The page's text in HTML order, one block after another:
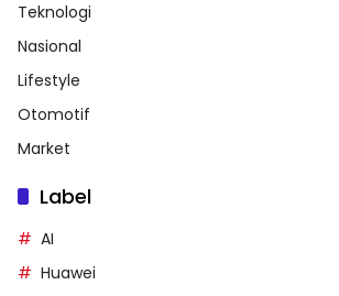
Teknologi
Nasional
Lifestyle
Otomotif
Market
Label
AI
Huawei